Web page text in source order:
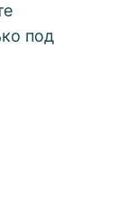
под